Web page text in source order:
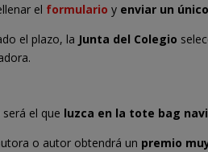
el formulario y enviar un
el plazo, la Junta del Colegio
el que luzca en la tote bag
o autor obtendrá un premio